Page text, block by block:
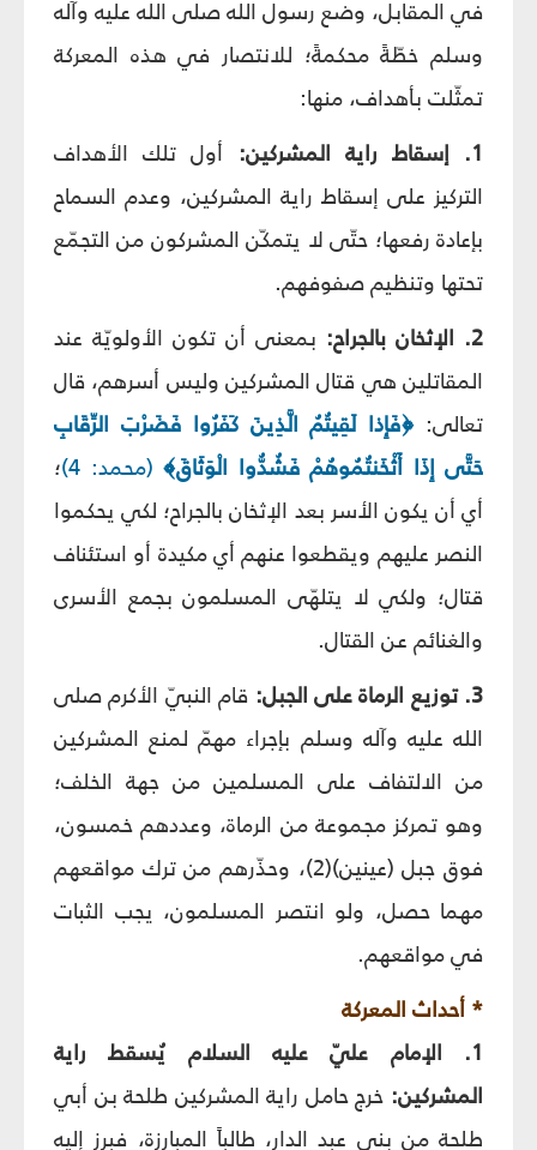
في المقابل، وضع رسول الله صلى الله عليه وآله
وسلم خطّةً محكمةً؛ للانتصار في هذه المعركة
تمثّلت بأهداف، منها:
1. إسقاط راية المشركين:
أول تلك الأهداف
التركيز على إسقاط راية المشركين، وعدم السماح
بإعادة رفعها؛ حتّى لا يتمكّن المشركون من التجمّع
تحتها وتنظيم صفوفهم.
2. الإثخان بالجراح:
بمعنى أن تكون الأولويّة عند
المقاتلين هي قتال المشركين وليس أسرهم، قال
تعالى:﴿فَإِذا لَقِيتُمُ الَّذِينَ كَفَرُوا فَضَرْبَ الرِّقَابِ
حَتَّى إِذَا أَثْخَنتُمُوهُمْ فَشُدُّوا الْوَثَاقَ﴾ (محمد: 4)
؛
أي أن يكون الأسر بعد الإثخان بالجراح؛ لكي يحكموا
النصر عليهم ويقطعوا عنهم أي مكيدة أو استئناف
قتال؛ ولكي لا يتلهّى المسلمون بجمع الأسرى
والغنائم عن القتال.
3. توزيع الرماة على الجبل:
قام النبيّ الأكرم صلى
الله عليه وآله وسلم بإجراء مهمّ لمنع المشركين
من الالتفاف على المسلمين من جهة الخلف؛
وهو تمركز مجموعة من الرماة، وعددهم خمسون،
فوق جبل (عينين)(2)، وحذّرهم من ترك مواقعهم
مهما حصل، ولو انتصر المسلمون، يجب الثبات
في مواقعهم.
* أحداث المعركة
1. الإمام عليّ عليه السلام يُسقط راية
المشركين: خرج حامل راية المشركين طلحة بن أبي
طلحة من بني عبد الدار، طالباً المبارزة، فبرز إليه